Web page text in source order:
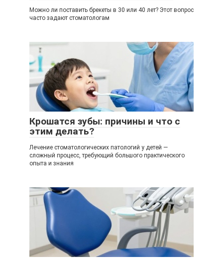
Можно ли поставить брекеты в 30 или 40 лет? Этот вопрос
часто задают стоматологам
Крошатся зубы: причины и что с
этим делать?
Лечение стоматологических патологий у детей —
сложный процесс, требующий большого практического
опыта и знания